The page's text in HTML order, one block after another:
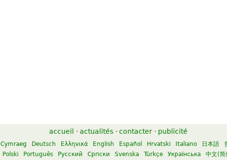
accueil · actualités · contacter · publicité
Cymraeg Deutsch Ελληνικά English Español Hrvatski Italiano 日本語
Polski
Português Русский Српски Svenska Türkçe Українська 中文(简